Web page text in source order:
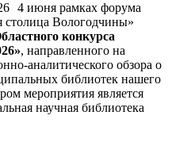
4 июня рамках форума
столица Вологодчины»
конкурса
, направленного на
аналитического обзора о
библиотек нашего
мероприятия является
научная библиотека